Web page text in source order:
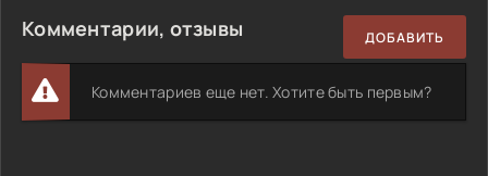
Комментарии, отзывы ДОБАВИТЬ
Комментариев еще нет. Хотите быть первым?